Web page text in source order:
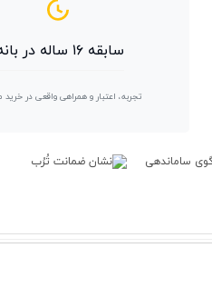
سابقه ۱۶ ساله در بانه
تجربه، اعتبار و همراهی واقعی در